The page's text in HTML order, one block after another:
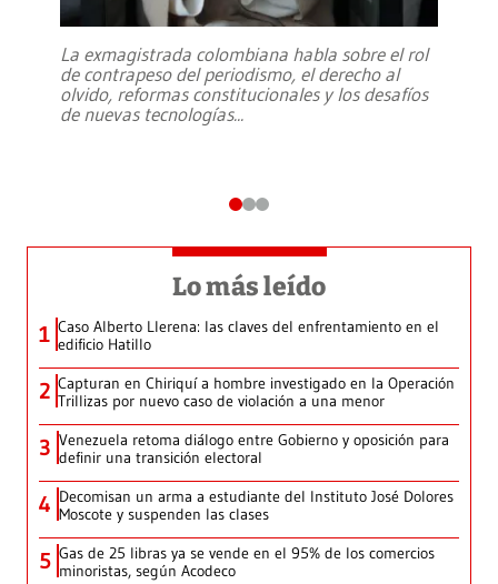
La exmagistrada colombiana habla sobre el rol
de contrapeso del periodismo, el derecho al
olvido, reformas constitucionales y los desafíos
de nuevas tecnologías...
Lo más leído
1 Caso Alberto Llerena: las claves del enfrentamiento en el
edificio Hatillo
2 Capturan en Chiriquí a hombre investigado en la Operación
Trillizas por nuevo caso de violación a una menor
3 Venezuela retoma diálogo entre Gobierno y oposición para
definir una transición electoral
4 Decomisan un arma a estudiante del Instituto José Dolores
Moscote y suspenden las clases
5 Gas de 25 libras ya se vende en el 95% de los comercios
minoristas, según Acodeco